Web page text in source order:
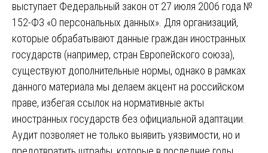
выступает Федеральный закон от 27 июля 2006 года №
152-ФЗ «О персональных данных». Для организаций,
которые обрабатывают данные граждан иностранных
государств (например, стран Европейского союза),
существуют дополнительные нормы, однако в рамках
данного материала мы делаем акцент на российском
праве, избегая ссылок на нормативные акты
иностранных государств без официальной адаптации.
Аудит позволяет не только выявить уязвимости, но и